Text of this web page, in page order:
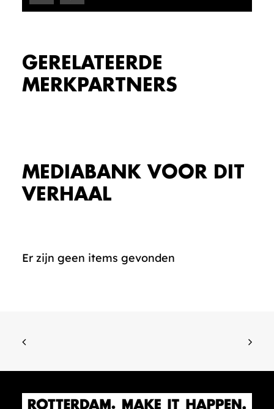
GERELATEERDE
MERKPARTNERS
MEDIABANK VOOR DIT
VERHAAL
Er zijn geen items gevonden